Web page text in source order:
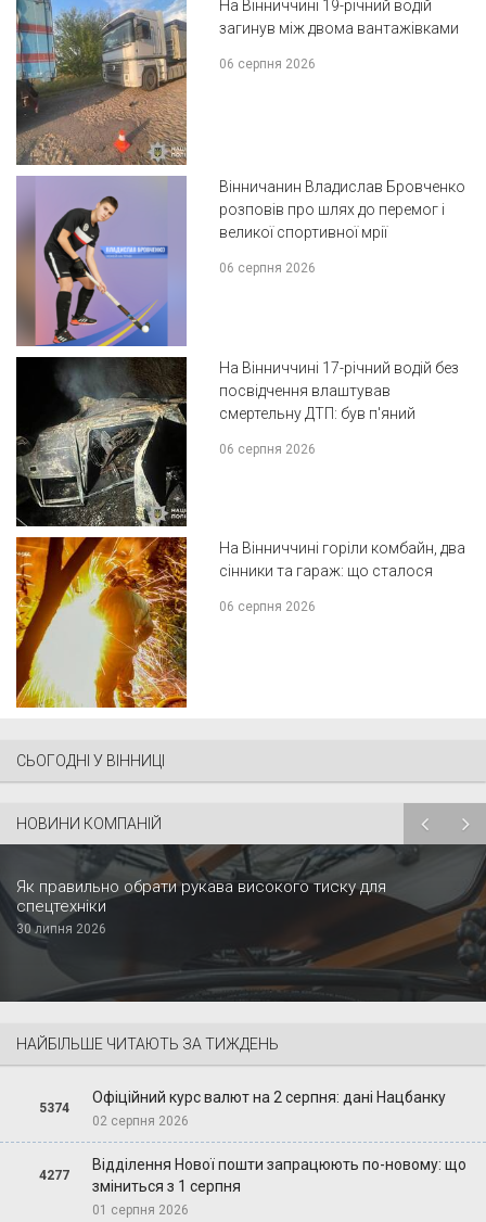
На Вінниччині 19-річний водій
загинув між двома вантажівками
06 серпня 2026
Вінничанин Владислав Бровченко
розповів про шлях до перемог і
великої спортивної мрії
06 серпня 2026
На Вінниччині 17-річний водій без
посвідчення влаштував
смертельну ДТП: був п'яний
06 серпня 2026
На Вінниччині горіли комбайн, два
сінники та гараж: що сталося
06 серпня 2026
СЬОГОДНІ У ВІННИЦІ
НОВИНИ КОМПАНІЙ
Як правильно обрати рукава високого тиску для
спецтехніки
30 липня 2026
НАЙБІЛЬШЕ ЧИТАЮТЬ ЗА ТИЖДЕНЬ
5374
Офіційний курс валют на 2 серпня: дані Нацбанку
02 серпня 2026
4277
Відділення Нової пошти запрацюють по-новому: що
зміниться з 1 серпня
01 серпня 2026